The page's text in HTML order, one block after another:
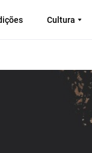
Cultura